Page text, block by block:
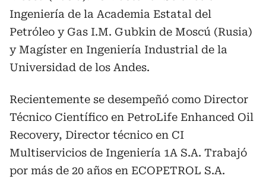
Ingeniería de la Academia Estatal del
Petróleo y Gas I.M. Gubkin de Moscú (Rusia)
y Magíster en Ingeniería Industrial de la
Universidad de los Andes.
Recientemente se desempeñó como Director
Técnico Científico en PetroLife Enhanced Oil
Recovery, Director técnico en CI
Multiservicios de Ingeniería 1A S.A. Trabajó
por más de 20 años en ECOPETROL S.A.